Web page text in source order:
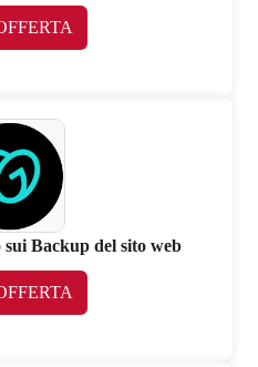
Backup del sito web